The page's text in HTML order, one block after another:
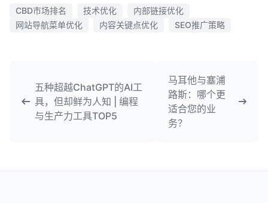
CBD市场排名 技术优化
内部链接优化
网站导航菜单优化
内容关键点优化 SEO推广策略
五种超越ChatGPT的AI工
具，但却鲜为人知 | 编程
与生产力工具TOP5
马耳他与塞浦
路斯：哪个更
适合您的业
务？